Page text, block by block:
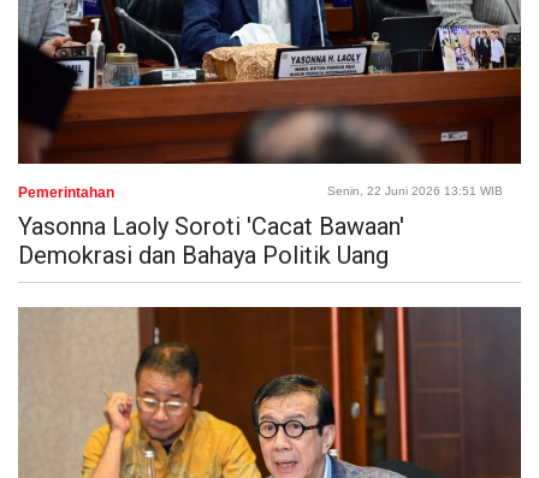
Pemerintahan Senin, 22 Juni 2026 13:51 WIB
Yasonna Laoly Soroti 'Cacat Bawaan'
Demokrasi dan Bahaya Politik Uang